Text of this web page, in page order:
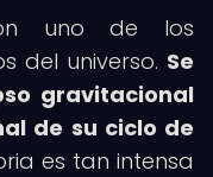
uno de los
del universo. Se
gravitacional
de su ciclo de
es tan intensa